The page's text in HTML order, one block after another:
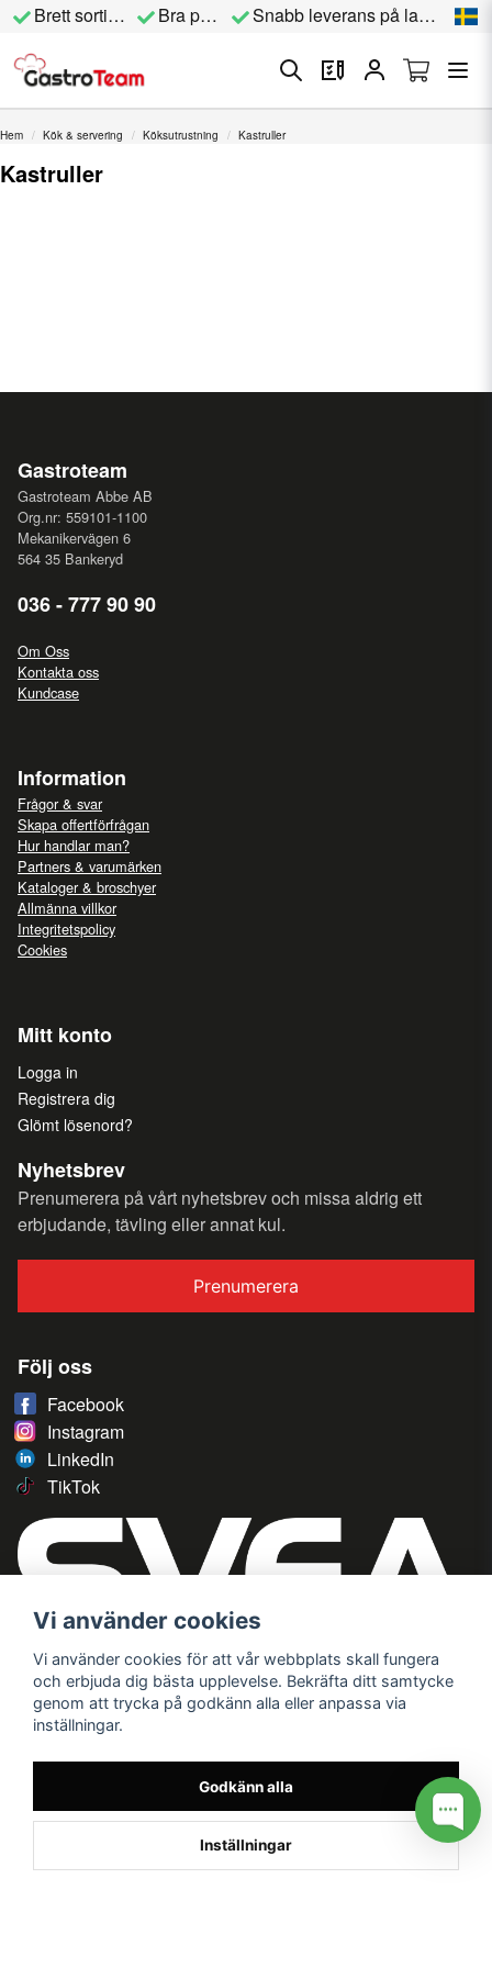
Brett sortiment Bra priser Snabb leverans på lagervara
Hem Kök & servering Köksutrustning Kastruller
Kastruller
Gastroteam
Gastroteam Abbe AB
Org.nr: 559101-1100
Mekanikervägen 6
564 35 Bankeryd
036 - 777 90 90
Om Oss
Kontakta oss
Kundcase
Information
Frågor & svar
Skapa offertförfrågan
Hur handlar man?
Partners & varumärken
Kataloger & broschyer
Allmänna villkor
Integritetspolicy
Cookies
Mitt konto
Logga in
Registrera dig
Glömt lösenord?
Nyhetsbrev
Prenumerera på vårt nyhetsbrev och missa aldrig ett
erbjudande, tävling eller annat kul.
Prenumerera
Följ oss
Facebook
Instagram
LinkedIn
TikTok
Vi använder cookies
Vi använder cookies för att vår webbplats skall fungera
och erbjuda dig bästa upplevelse. Bekräfta ditt samtycke
genom att trycka på godkänn alla eller anpassa via
inställningar.
Godkänn alla
Inställningar